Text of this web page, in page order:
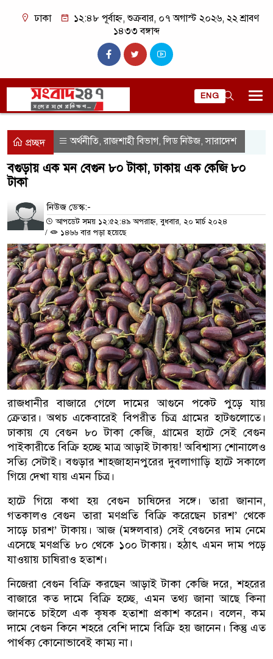
ঢাকা
১২:৪৮ পূর্বাহ্ন, শুক্রবার, ০৭ অগাস্ট ২০২৬, ২২ শ্রাবণ
১৪৩৩ বঙ্গাব্দ
ENG
প্রচ্ছদ অর্থনীতি,রাজশাহী বিভাগ,লিড নিউজ,সারাদেশ
বগুড়ায় এক মন বেগুন ৮০ টাকা, ঢাকায় এক কেজি ৮০
টাকা
নিউজ ডেস্ক:-
আপডেট সময় ১২:৫২:৪৯ অপরাহ্ন, বুধবার, ২০ মার্চ ২০২৪
/
১৪৬৬ বার পড়া হয়েছে
রাজধানীর বাজারে গেলে দামের আগুনে পকেট পুড়ে যায়
ক্রেতার। অথচ একেবারেই বিপরীত চিত্র গ্রামের হাটগুলোতে।
ঢাকায় যে বেগুন ৮০ টাকা কেজি, গ্রামের হাটে সেই বেগুন
পাইকারীতে বিক্রি হচ্ছে মাত্র আড়াই টাকায়! অবিশ্বাস্য শোনালেও
সত্যি সেটাই। বগুড়ার শাহজাহানপুরের দুবলাগাড়ি হাটে সকালে
গিয়ে দেখা যায় এমন চিত্র।
হাটে গিয়ে কথা হয় বেগুন চাষিদের সঙ্গে। তারা জানান,
গতকালও বেগুন তারা মণপ্রতি বিক্রি করেছেন চারশ’ থেকে
সাড়ে চারশ’ টাকায়। আজ (মঙ্গলবার) সেই বেগুনের দাম নেমে
এসেছে মণপ্রতি ৮০ থেকে ১০০ টাকায়। হঠাৎ এমন দাম পড়ে
যাওয়ায় চাষিরাও হতাশ।
নিজেরা বেগুন বিক্রি করছেন আড়াই টাকা কেজি দরে, শহরের
বাজারে কত দামে বিক্রি হচ্ছে, এমন তথ্য জানা আছে কিনা
জানতে চাইলে এক কৃষক হতাশা প্রকাশ করেন। বলেন, কম
দামে বেগুন কিনে শহরে বেশি দামে বিক্রি হয় জানেন। কিন্তু এত
পার্থক্য কোনোভাবেই কাম্য না।